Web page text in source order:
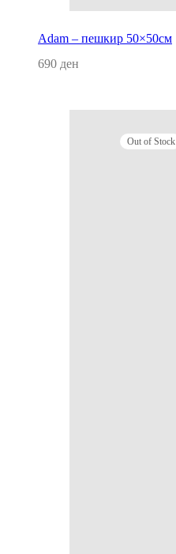
Adam – пешкир 50×50см
690 ден
Out of Stock